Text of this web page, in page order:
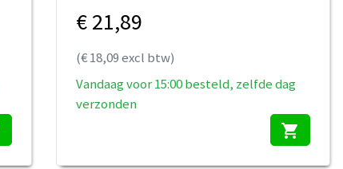
€ 21,89
(€ 18,09 excl btw)
Vandaag voor 15:00 besteld, zelfde dag
verzonden
shopping_cart